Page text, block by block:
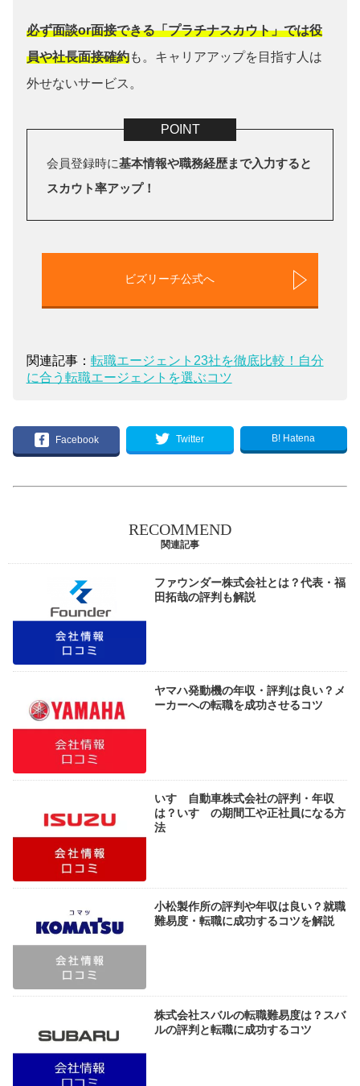
必ず面談or面接できる「プラチナスカウト」では役
員や社長面接確約も。キャリアアップを目指す人は
外せないサービス。
会員登録時に基本情報や職務経歴まで入力すると
スカウト率アップ！
ビズリーチ公式へ
関連記事： 転職エージェント23社を徹底比較！自分
に合う転職エージェントを選ぶコツ
Facebook Twitter B! Hatena
RECOMMEND
関連記事
ファウンダー株式会社とは？代表・福
田拓哉の評判も解説
ヤマハ発動機の年収・評判は良い？メ
ーカーへの転職を成功させるコツ
いすゞ自動車株式会社の評判・年収
は？いすゞの期間工や正社員になる方
法
小松製作所の評判や年収は良い？就職
難易度・転職に成功するコツを解説
株式会社スバルの転職難易度は？スバ
ルの評判と転職に成功するコツ